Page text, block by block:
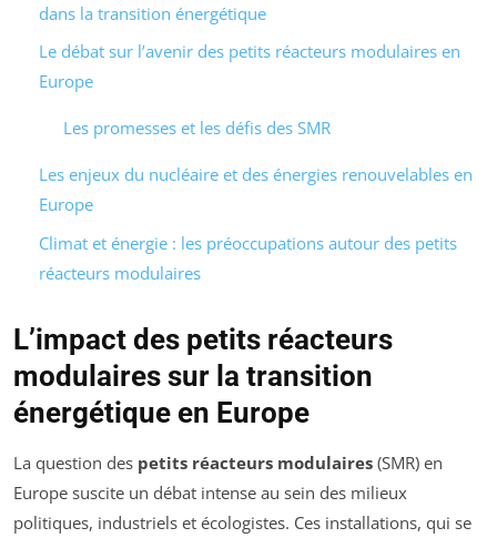
dans la transition énergétique
Le débat sur l’avenir des petits réacteurs modulaires en
Europe
Les promesses et les défis des SMR
Les enjeux du nucléaire et des énergies renouvelables en
Europe
Climat et énergie : les préoccupations autour des petits
réacteurs modulaires
L’impact des petits réacteurs
modulaires sur la transition
énergétique en Europe
La question des petits réacteurs modulaires (SMR) en
Europe suscite un débat intense au sein des milieux
politiques, industriels et écologistes. Ces installations, qui se